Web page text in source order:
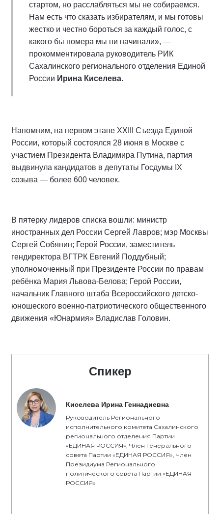
стартом, но расслабляться мы не собираемся.
Нам есть что сказать избирателям, и мы готовы
жестко и честно бороться за каждый голос, с
какого бы номера мы ни начинали», —
прокомментировала руководитель РИК
Сахалинского регионального отделения Единой
России Ирина Киселева.
Напомним, на первом этапе XXIII Съезда Единой
России, который состоялся 28 июня в Москве с
участием Президента Владимира Путина, партия
выдвинула кандидатов в депутаты Госдумы IX
созыва — более 600 человек.
В пятерку лидеров списка вошли: министр
иностранных дел России Сергей Лавров; мэр Москвы
Сергей Собянин; Герой России, заместитель
гендиректора ВГТРК Евгений Поддубный;
уполномоченный при Президенте России по правам
ребёнка Мария Львова-Белова; Герой России,
начальник Главного штаба Всероссийского детско-
юношеского военно-патриотического общественного
движения «Юнармия» Владислав Головин.
Спикер
Киселева Ирина Геннадиевна
Руководитель Регионального
исполнительного комитета Сахалинского
регионального отделения Партии
«ЕДИНАЯ РОССИЯ», Член Генерального
совета Партии «ЕДИНАЯ РОССИЯ», Член
Президиума Регионального
политического совета Партии «ЕДИНАЯ
РОССИЯ»